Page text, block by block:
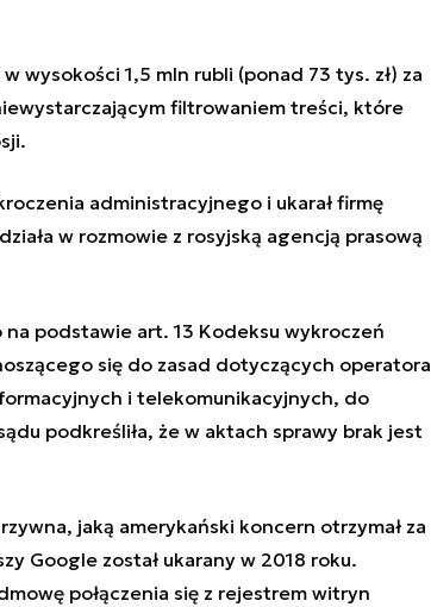
wysokości 1,5 mln rubli (ponad 73 tys. zł) za
filtrowaniem treści, które
administracyjnego i ukarał firmę
w rozmowie z rosyjską agencją prasową
podstawie art. 13 Kodeksu wykroczeń
się do zasad dotyczących operatora
i telekomunikacyjnych, do
podkreśliła, że w aktach sprawy brak jest
jaką amerykański koncern otrzymał za
Google został ukarany w 2018 roku.
połączenia się z rejestrem witryn